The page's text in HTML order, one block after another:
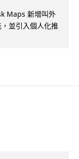
Maps 新增叫外
並引入個人化推